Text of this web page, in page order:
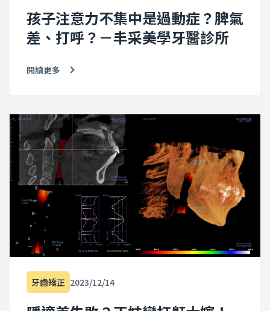
孩子注意力不集中是過動症？脾氣
差、打呼？－丰采美學牙醫診所
閱讀更多
牙齒矯正 2023/12/14